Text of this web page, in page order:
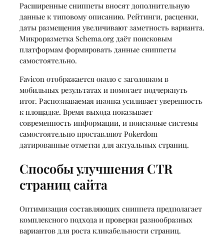
Расширенные сниппеты вносят дополнительную
данные к типовому описанию. Рейтинги, расценки,
даты размещения увеличивают заметность варианта.
Микроразметка Schema.org даёт поисковым
платформам формировать данные сниппеты
самостоятельно.
Favicon отображается около с заголовком в
мобильных результатах и помогает подчеркнуть
итог. Распознаваемая иконка усиливает уверенность
к площадке. Время выхода показывает
современность информации, и поисковые системы
самостоятельно проставляют Pokerdom
датированные отметки для актуальных страниц.
Способы улучшения CTR
страниц сайта
Оптимизация составляющих сниппета предполагает
комплексного подхода и проверки разнообразных
вариантов для роста кликабельности страниц.